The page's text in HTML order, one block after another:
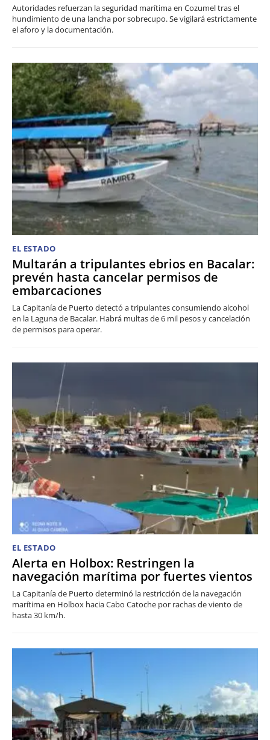
Autoridades refuerzan la seguridad marítima en Cozumel tras el
hundimiento de una lancha por sobrecupo. Se vigilará estrictamente
el aforo y la documentación.
EL ESTADO
Multarán a tripulantes ebrios en Bacalar:
prevén hasta cancelar permisos de
embarcaciones
La Capitanía de Puerto detectó a tripulantes consumiendo alcohol
en la Laguna de Bacalar. Habrá multas de 6 mil pesos y cancelación
de permisos para operar.
EL ESTADO
Alerta en Holbox: Restringen la
navegación marítima por fuertes vientos
La Capitanía de Puerto determinó la restricción de la navegación
marítima en Holbox hacia Cabo Catoche por rachas de viento de
hasta 30 km/h.